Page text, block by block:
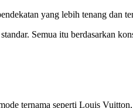
yang lebih tenang dan
Semua itu berdasarkan
ternama seperti Louis